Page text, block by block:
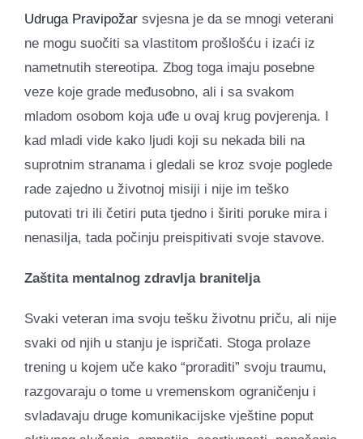
Udruga Pravipožar svjesna je da se mnogi veterani
ne mogu suočiti sa vlastitom prošlošću i izaći iz
nametnutih stereotipa. Zbog toga imaju posebne
veze koje grade međusobno, ali i sa svakom
mladom osobom koja uđe u ovaj krug povjerenja. I
kad mladi vide kako ljudi koji su nekada bili na
suprotnim stranama i gledali se kroz svoje poglede
rade zajedno u životnoj misiji i nije im teško
putovati tri ili četiri puta tjedno i širiti poruke mira i
nenasilja, tada počinju preispitivati ​​svoje stavove.
Zaštita mentalnog zdravlja branitelja
Svaki veteran ima svoju tešku životnu priču, ali nije
svaki od njih u stanju je ispričati. Stoga prolaze
trening u kojem uče kako “proraditi” svoju traumu,
razgovaraju o tome u vremenskom ograničenju i
svladavaju druge komunikacijske vještine poput